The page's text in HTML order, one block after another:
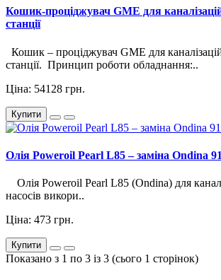
Кошик-проціджувач GME для
станції
Кошик – проціджувач GME для
станції. Принцип роботи обладнання:..
Ціна: 54128 грн.
Купити
Олія Poweroil Pearl L85 – заміна Ondina
Олія Poweroil Pearl L85 (Ondina) для
насосів викори..
Ціна: 473 грн.
Купити
Показано з 1 по 3 із 3 (сього 1 сторінок)